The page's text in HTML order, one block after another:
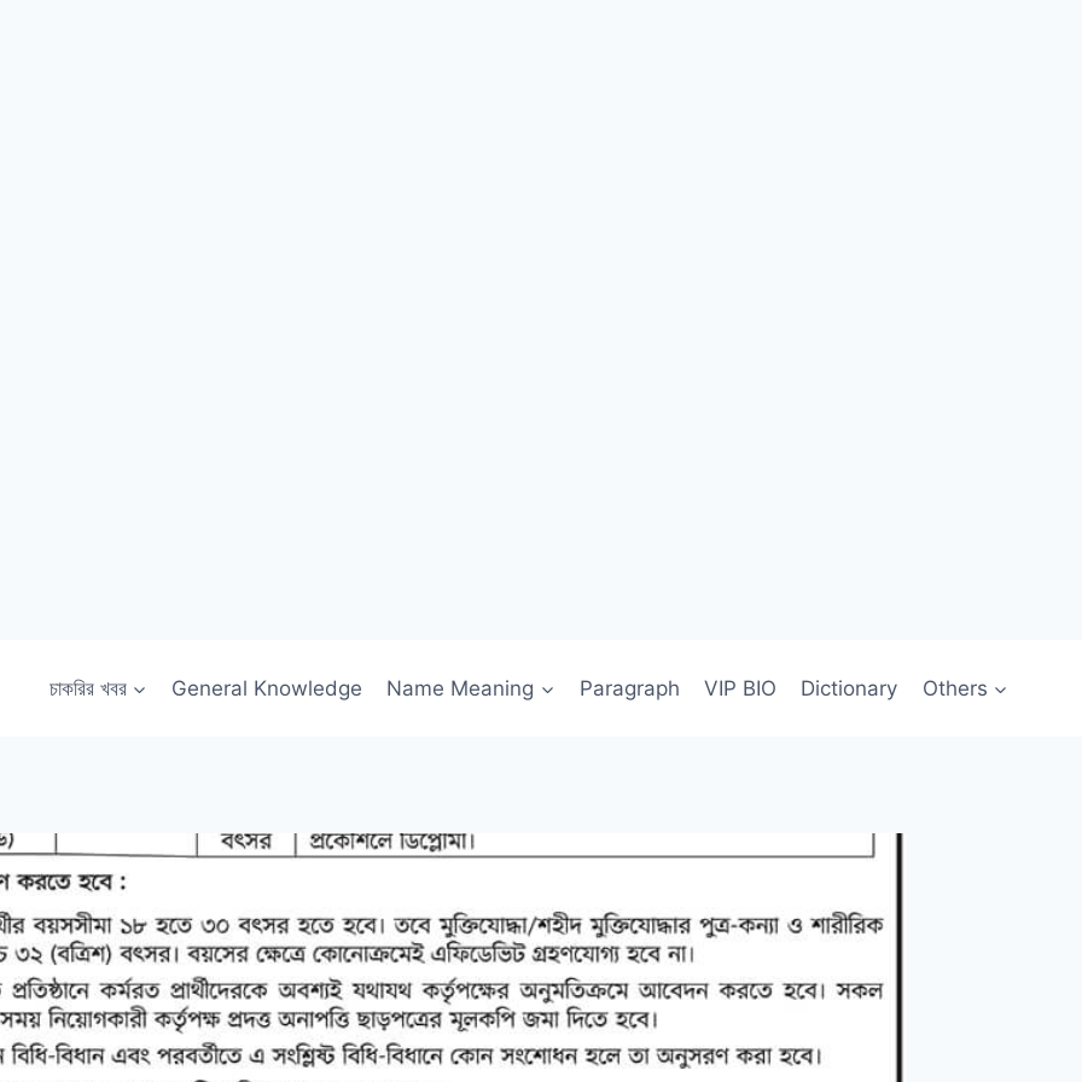
চাকরির খবর General Knowledge Name Meaning Paragraph VIP BIO Dictionary Others